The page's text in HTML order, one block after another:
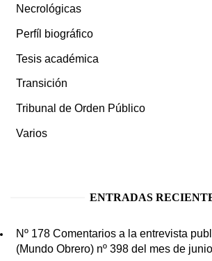
Necrológicas
Perfíl biográfico
Tesis académica
Transición
Tribunal de Orden Público
Varios
ENTRADAS
Nº 178 Comentarios a la entrevista
(Mundo Obrero) nº 398 del mes de